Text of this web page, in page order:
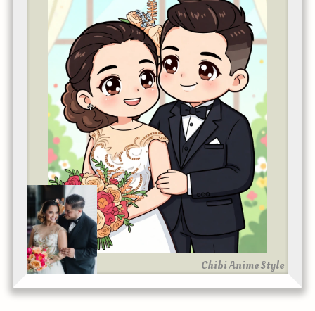
Chibi Anime Style